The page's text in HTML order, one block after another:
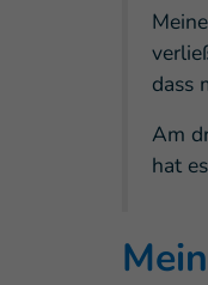
dass
Am
hat